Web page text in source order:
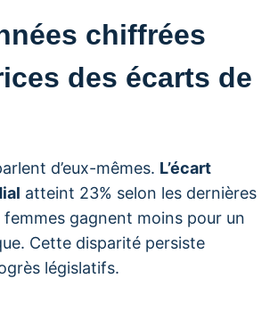
chiffrées
des écarts de
d’eux-mêmes. L’écart
atteint 23% selon les dernières
femmes gagnent moins pour un
Cette disparité persiste
législatifs.